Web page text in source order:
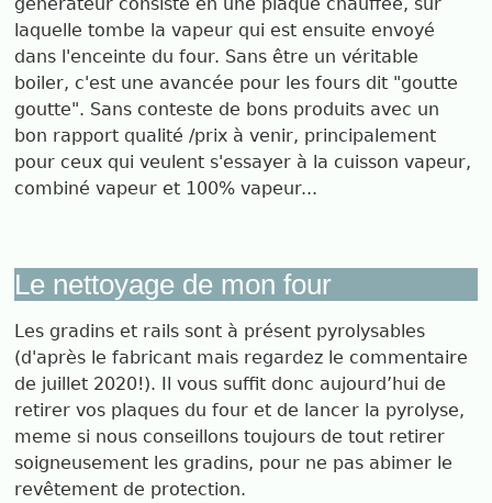
laquelle tombe la vapeur qui est ensuite envoyé
dans l'enceinte du four. Sans être un véritable
boiler, c'est une avancée pour les fours dit "goutte
goutte". Sans conteste de bons produits avec un
bon rapport qualité /prix à venir, principalement
pour ceux qui veulent s'essayer à la cuisson vapeur,
combiné vapeur et 100% vapeur...
Le nettoyage de mon four
Les gradins et rails sont à présent pyrolysables
(d'après le fabricant mais regardez le commentaire
de juillet 2020!). Il vous suffit donc aujourd’hui de
retirer vos plaques du four et de lancer la pyrolyse,
meme si nous conseillons toujours de tout retirer
soigneusement les gradins, pour ne pas abimer le
revêtement de protection.